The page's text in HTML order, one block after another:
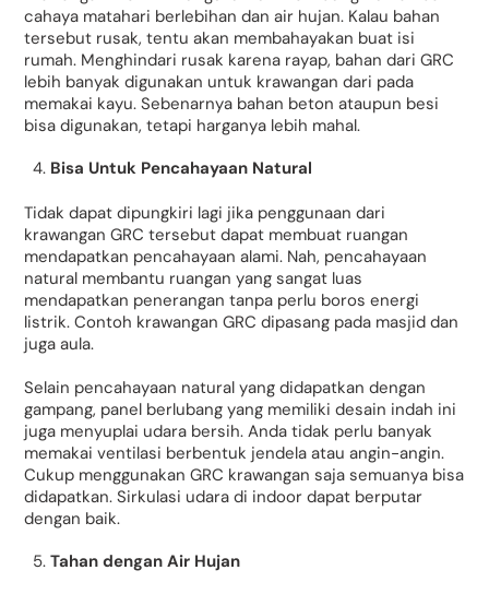
cahaya matahari berlebihan dan air hujan. Kalau bahan
tersebut rusak, tentu akan membahayakan buat isi
rumah. Menghindari rusak karena rayap, bahan dari GRC
lebih banyak digunakan untuk krawangan dari pada
memakai kayu. Sebenarnya bahan beton ataupun besi
bisa digunakan, tetapi harganya lebih mahal.
Bisa Untuk Pencahayaan Natural
Tidak dapat dipungkiri lagi jika penggunaan dari
krawangan GRC tersebut dapat membuat ruangan
mendapatkan pencahayaan alami. Nah, pencahayaan
natural membantu ruangan yang sangat luas
mendapatkan penerangan tanpa perlu boros energi
listrik. Contoh krawangan GRC dipasang pada masjid dan
juga aula.
Selain pencahayaan natural yang didapatkan dengan
gampang, panel berlubang yang memiliki desain indah ini
juga menyuplai udara bersih. Anda tidak perlu banyak
memakai ventilasi berbentuk jendela atau angin-angin.
Cukup menggunakan GRC krawangan saja semuanya bisa
didapatkan. Sirkulasi udara di indoor dapat berputar
dengan baik.
Tahan dengan Air Hujan